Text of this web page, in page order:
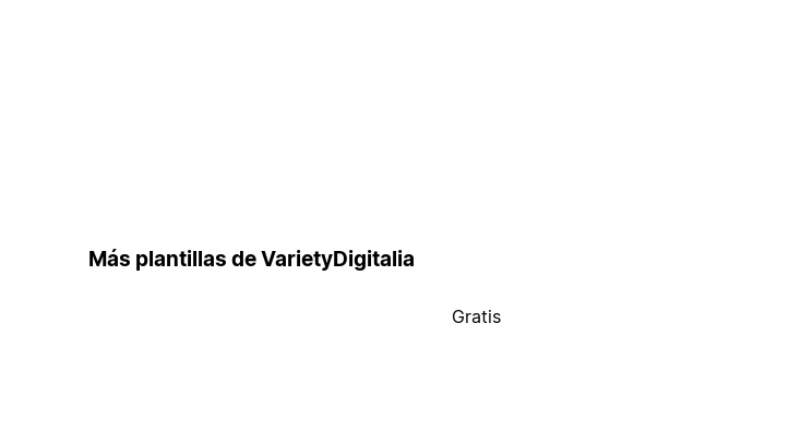
Más plantillas de VarietyDigitalia
Gratis